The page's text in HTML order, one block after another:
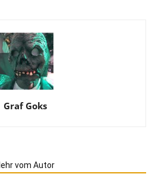
Graf Goks
vom Autor